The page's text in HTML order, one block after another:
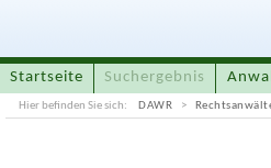
Startseite Suchergebnis
Hier befinden Sie sich: DAWR